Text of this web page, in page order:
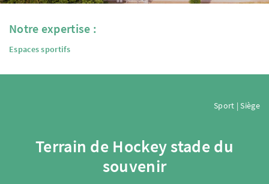
Notre expertise :
Espaces sportifs
Sport | Siège
Terrain de Hockey stade du
souvenir